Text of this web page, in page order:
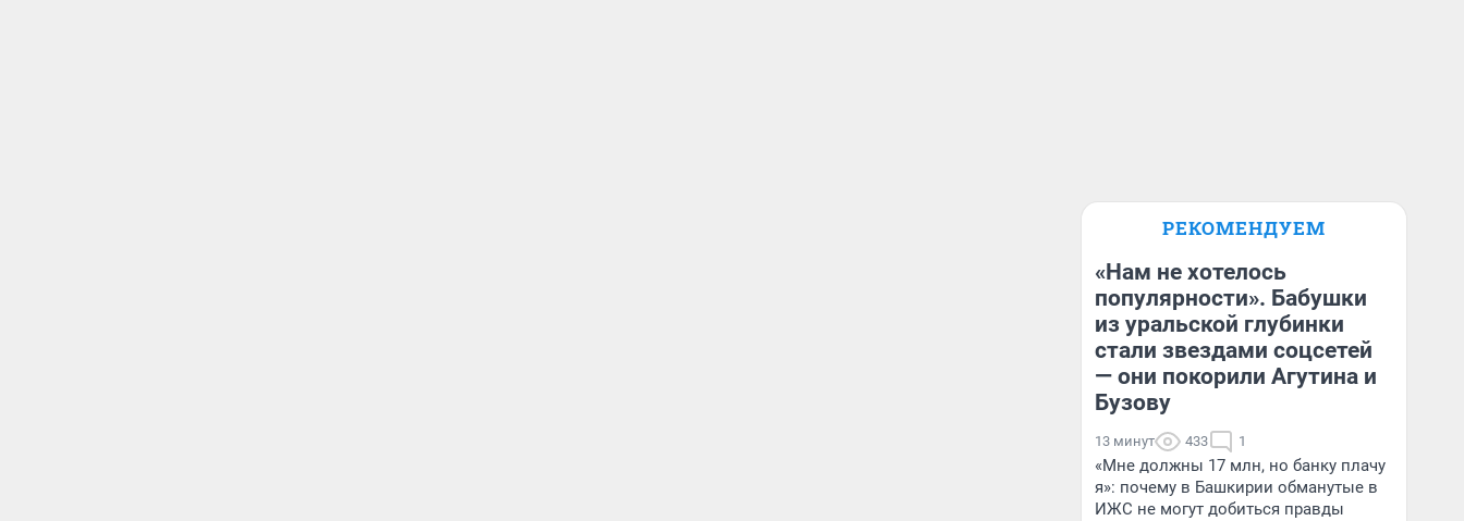
РЕКОМЕНДУЕМ
«Нам не хотелось
популярности». Бабушки
из уральской глубинки
стали звездами соцсетей
— они покорили Агутина и
Бузову
13 минут 433 1
«Мне должны 17 млн, но банку плачу
я»: почему в Башкирии обманутые в
ИЖС не могут добиться правды